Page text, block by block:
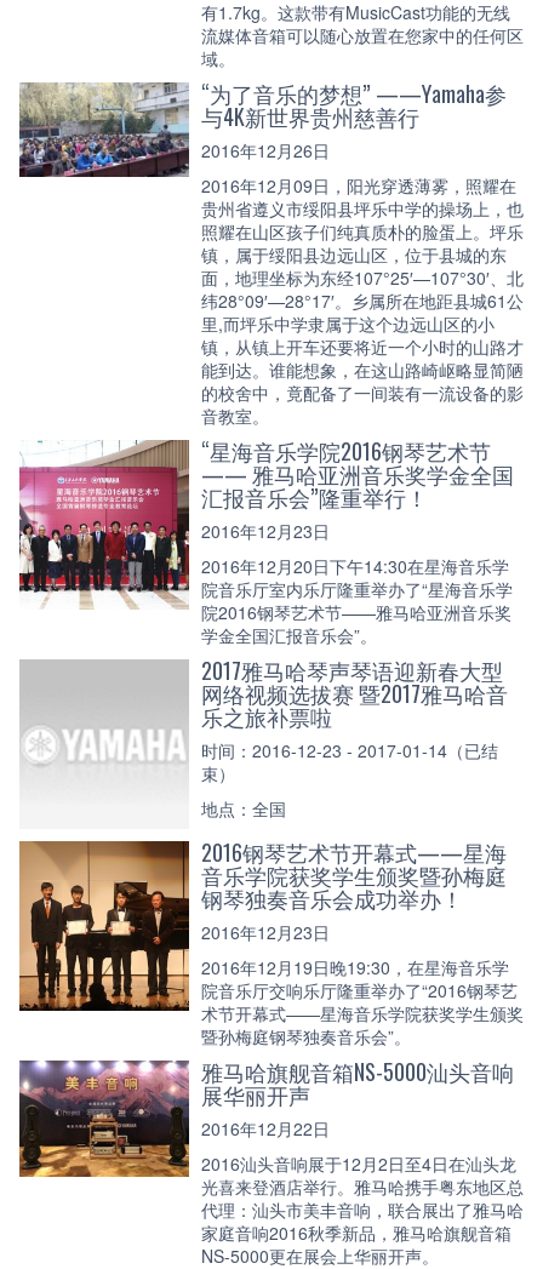
有1.7kg。这款带有MusicCast功能的无线
流媒体音箱可以随心放置在您家中的任何区
域。
“为了音乐的梦想” ——Yamaha参
与4K新世界贵州慈善行
2016年12月26日
2016年12月09日，阳光穿透薄雾，照耀在
贵州省遵义市绥阳县坪乐中学的操场上，也
照耀在山区孩子们纯真质朴的脸蛋上。坪乐
镇，属于绥阳县边远山区，位于县城的东
面，地理坐标为东经107°25′—107°30′、北
纬28°09′—28°17′。乡属所在地距县城61公
里,而坪乐中学隶属于这个边远山区的小
镇，从镇上开车还要将近一个小时的山路才
能到达。谁能想象，在这山路崎岖略显简陋
的校舍中，竟配备了一间装有一流设备的影
音教室。
“星海音乐学院2016钢琴艺术节
—— 雅马哈亚洲音乐奖学金全国
汇报音乐会”隆重举行！
2016年12月23日
2016年12月20日下午14:30在星海音乐学
院音乐厅室内乐厅隆重举办了“星海音乐学
院2016钢琴艺术节——雅马哈亚洲音乐奖
学金全国汇报音乐会”。
2017雅马哈琴声琴语迎新春大型
网络视频选拔赛 暨2017雅马哈音
乐之旅补票啦
时间：2016-12-23 - 2017-01-14（已结
束）
地点：全国
2016钢琴艺术节开幕式——星海
音乐学院获奖学生颁奖暨孙梅庭
钢琴独奏音乐会成功举办！
2016年12月23日
2016年12月19日晚19:30，在星海音乐学
院音乐厅交响乐厅隆重举办了“2016钢琴艺
术节开幕式——星海音乐学院获奖学生颁奖
暨孙梅庭钢琴独奏音乐会”。
雅马哈旗舰音箱NS-5000汕头音响
展华丽开声
2016年12月22日
2016汕头音响展于12月2日至4日在汕头龙
光喜来登酒店举行。雅马哈携手粤东地区总
代理：汕头市美丰音响，联合展出了雅马哈
家庭音响2016秋季新品，雅马哈旗舰音箱
NS-5000更在展会上华丽开声。